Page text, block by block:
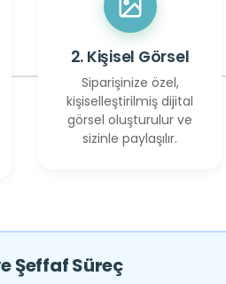
2. Kişisel Görsel
Siparişinize özel,
kişiselleştirilmiş dijital
görsel oluşturulur ve
sizinle paylaşılır.
Şeffaf Süreç